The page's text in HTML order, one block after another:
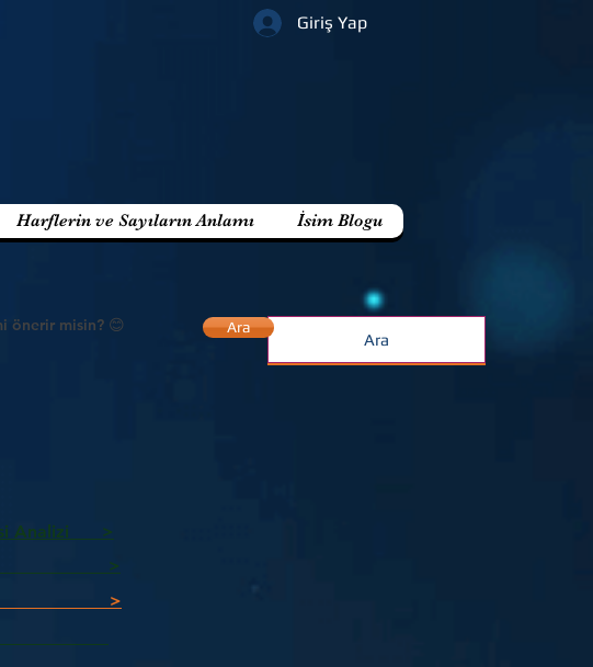
Giriş Yap
Harflerin ve Sayıların Anlamı İsim Blogu
önerir misin? 😊
Analizi >
Git >
testi >
Ara